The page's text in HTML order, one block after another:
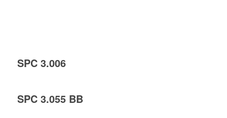
SPC 3.006
SPC 3.055 BB